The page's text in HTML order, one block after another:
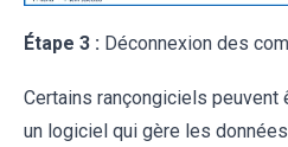
Étape 3 : Déconnexion des
Certains rançongiciels peuvent
un logiciel qui gère les